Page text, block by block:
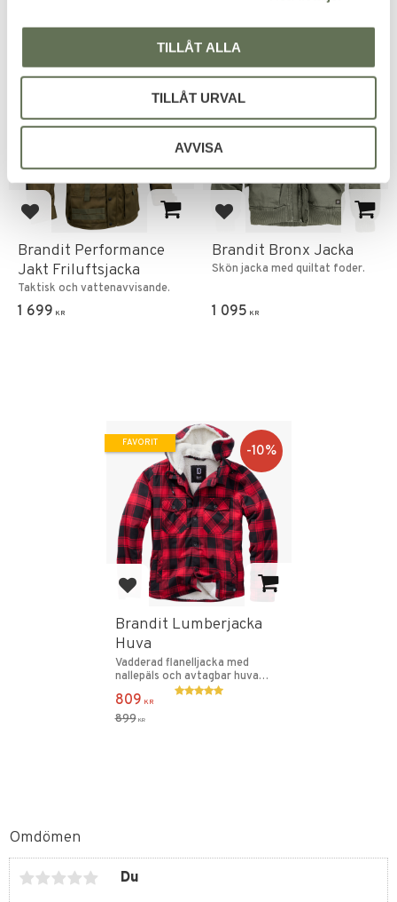
TILLÅT ALLA
TILLÅT URVAL
AVVISA
Omdömen
Du
Lägg till i favoriter
Brandit Performance
Jakt Friluftsjacka
Taktisk och vattenavvisande.
1 699 KR
Lägg till i favoriter
Brandit Bronx Jacka
Skön jacka med quiltat foder.
1 095 KR
FAVORIT
Lägg till i favoriter
Brandit Lumberjacka
Huva
Vadderad flanelljacka med
nallepäls och avtagbar huva
med dragsko.
809 KR
899KR
10%
FAVORIT